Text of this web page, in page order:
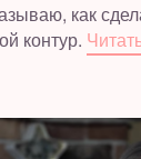
как
контур.